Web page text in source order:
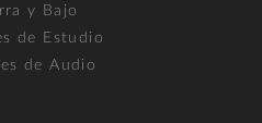
y Bajo
de Estudio
de Audio